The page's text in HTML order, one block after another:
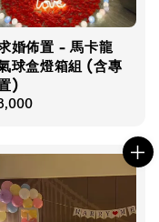
婚佈置 - 馬卡龍
球盒燈箱組 (含專
)